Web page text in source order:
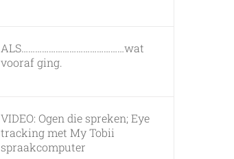
ALS………………………………………wat
vooraf ging.
VIDEO: Ogen die spreken; Eye
tracking met My Tobii
spraakcomputer